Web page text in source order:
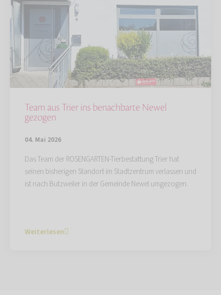
Team aus Trier ins benachbarte Newel
gezogen
04. Mai 2026
Das Team der ROSENGARTEN-Tierbestattung Trier hat
seinen bisherigen Standort im Stadtzentrum verlassen und
ist nach Butzweiler in der Gemeinde Newel umgezogen.
Weiterlesen